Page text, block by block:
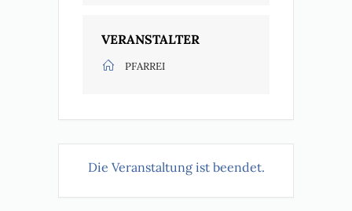
VERANSTALTER
PFARREI
Die Veranstaltung ist beendet.